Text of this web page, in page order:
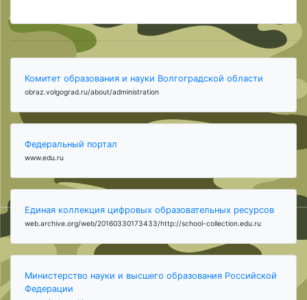
Комитет образования и науки Волгоградской области
obraz.volgograd.ru/about/administration
Федеральный портал
www.edu.ru
Единая коллекция цифровых образовательных ресурсов
web.archive.org/web/20160330173433/http://school-collection.edu.ru
Министерство науки и высшего образования Российской
Федерации